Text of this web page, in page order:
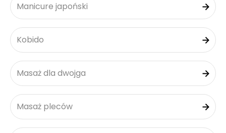
Manicure japoński
Kobido
Masaż dla dwojga
Masaż pleców